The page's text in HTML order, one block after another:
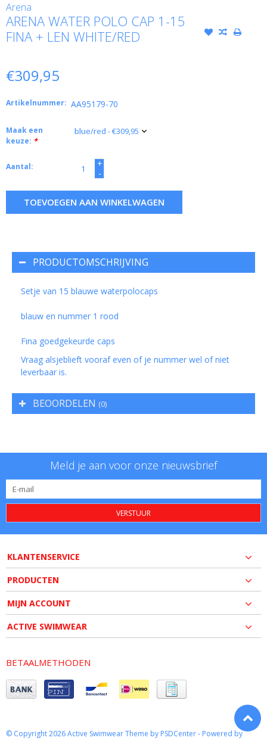
Arena
ARENA WATER POLO CAP 1-15
FINA + LEN WHITE/RED
€309,95
Artikelnummer: AA95179-70
Maak een
keuze: *
Aantal:
+
-
TOEVOEGEN AAN WINKELWAGEN
PRODUCTOMSCHRIJVING
Setje van 15 blauwe waterpolocaps
blauw en nummer 1 rood
Fina goedgekeurde caps
Vraag alsjeblieft vooraf even of je nummer wel of niet
leverbaar is.
BEOORDELEN (0)
Meld je aan voor onze nieuwsbrief
VERSTUUR
KLANTENSERVICE
PRODUCTEN
MIJN ACCOUNT
ACTIVE SWIMWEAR
BETAALMETHODEN
© Copyright 2026 Active Swimwear Theme by PSDCenter- Powered by